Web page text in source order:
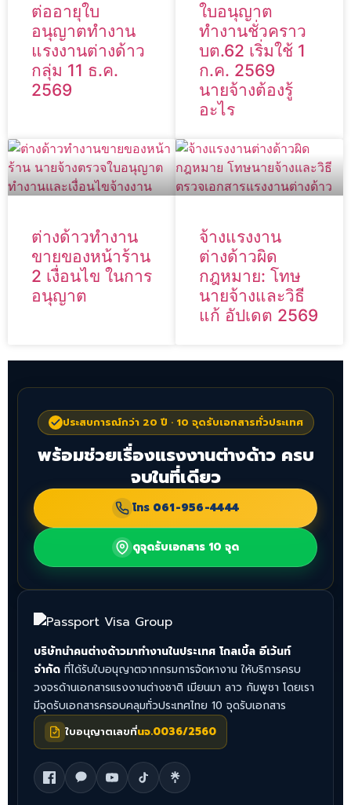
ต่ออายุใบ
อนุญาตทำงาน
แรงงานต่างด้าว
กลุ่ม 11 ธ.ค.
2569
ใบอนุญาต
ทำงานชั่วคราว
บต.62 เริ่มใช้ 1
ก.ค. 2569
นายจ้างต้องรู้
อะไร
ต่างด้าวทำงาน
ขายของหน้าร้าน
2 เงื่อนไข ในการ
อนุญาต
จ้างแรงงาน
ต่างด้าวผิด
กฎหมาย: โทษ
นายจ้างและวิธี
แก้ อัปเดต 2569
ประสบการณ์กว่า 20 ปี · 10 จุดรับเอกสารทั่วประเทศ
พร้อมช่วยเรื่องแรงงานต่างด้าว ครบ
จบในที่เดียว
โทร 061-956-4444
ดูจุดรับเอกสาร 10 จุด
บริษัทนำคนต่างด้าวมาทำงานในประเทศ โกลเบิ้ล อีเว้นท์
จำกัด ที่ได้รับใบอนุญาตจากกรมการจัดหางาน ให้บริการครบ
วงจรด้านเอกสารแรงงานต่างชาติ เมียนมา ลาว กัมพูชา โดยเรา
มีจุดรับเอกสารครอบคลุมทั่วประเทศไทย 10 จุดรับเอกสาร
ใบอนุญาตเลขที่นจ.0036/2560